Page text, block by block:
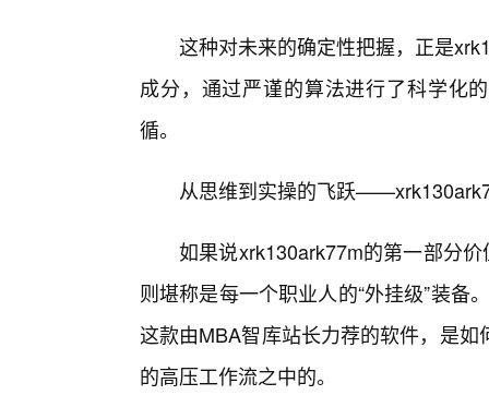
这种对未来的确定性把握，正是
成分，通过严谨的算法进行了科学化
循。
从思维到实操的飞跃
如果说xrk130ark77m的第一部分
则堪称是每一个职业人的“外挂级”装备
这款由MBA智库站长力荐的软件，是
的高压工作流之中的。